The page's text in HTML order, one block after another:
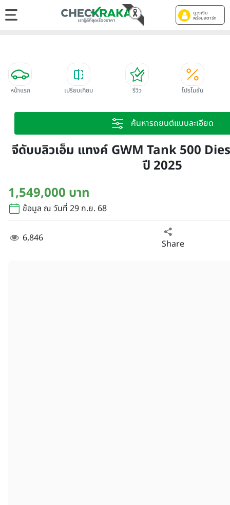
ดูวงเงิน
พร้อมสตาร์ท
หน้าแรก เปรียบเทียบ รีวิว โปรโมชั่น
ค้นหารถยนต์แบบละเอียด
จีดับบลิวเอ็ม แทงค์ GWM Tank 500
ปี 2025
1,549,000 บาท
ข้อมูล ณ วันที่ 29 ก.ย. 68
6,846 Share